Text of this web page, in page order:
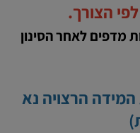
הצורך.
מדפים לאחר הסינון
הרצויה נא